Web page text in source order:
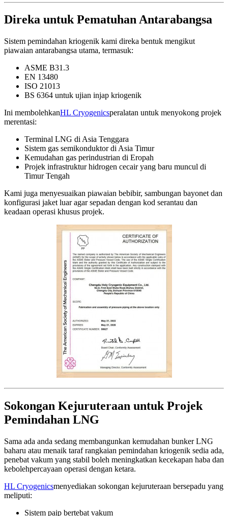
Direka untuk Pematuhan Antarabangsa
Sistem pemindahan kriogenik kami direka bentuk mengikut
piawaian antarabangsa utama, termasuk:
ASME B31.3
EN 13480
ISO 21013
BS 6364 untuk ujian injap kriogenik
Ini membolehkanHL Cryogenicsperalatan untuk menyokong projek
merentasi:
Terminal LNG di Asia Tenggara
Sistem gas semikonduktor di Asia Timur
Kemudahan gas perindustrian di Eropah
Projek infrastruktur hidrogen cecair yang baru muncul di
Timur Tengah
Kami juga menyesuaikan piawaian bebibir, sambungan bayonet dan
konfigurasi jaket luar agar sepadan dengan kod serantau dan
keadaan operasi khusus projek.
Sokongan Kejuruteraan untuk Projek
Pemindahan LNG
Sama ada anda sedang membangunkan kemudahan bunker LNG
baharu atau menaik taraf rangkaian pemindahan kriogenik sedia ada,
penebat vakum yang stabil boleh meningkatkan kecekapan haba dan
kebolehpercayaan operasi dengan ketara.
HL Cryogenicsmenyediakan sokongan kejuruteraan bersepadu yang
meliputi:
Sistem paip bertebat vakum